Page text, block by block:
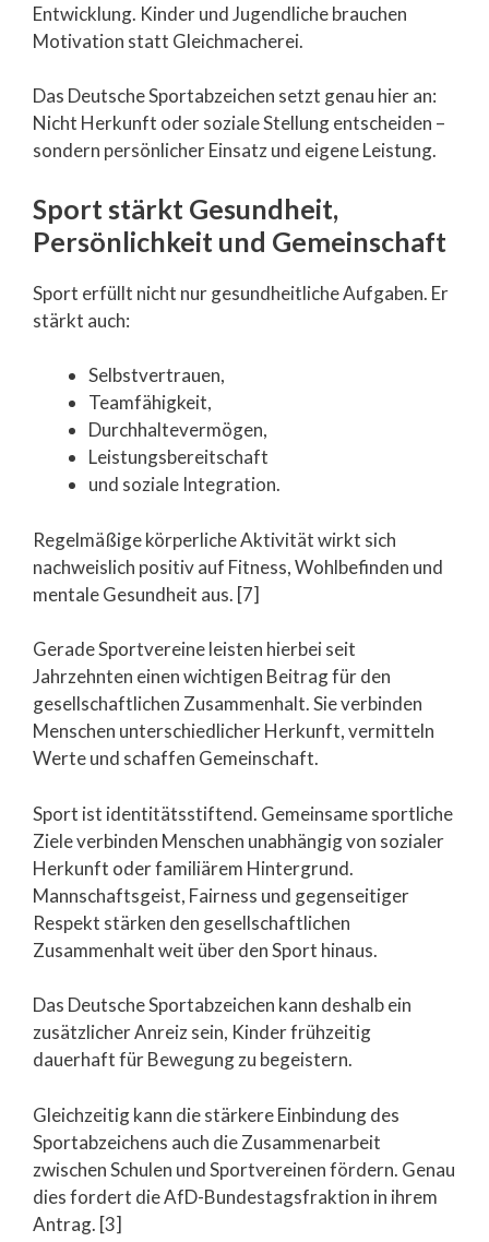
Entwicklung. Kinder und Jugendliche brauchen
Motivation statt Gleichmacherei.
Das Deutsche Sportabzeichen setzt genau hier an:
Nicht Herkunft oder soziale Stellung entscheiden –
sondern persönlicher Einsatz und eigene Leistung.
Sport stärkt Gesundheit,
Persönlichkeit und Gemeinschaft
Sport erfüllt nicht nur gesundheitliche Aufgaben. Er
stärkt auch:
Selbstvertrauen,
Teamfähigkeit,
Durchhaltevermögen,
Leistungsbereitschaft
und soziale Integration.
Regelmäßige körperliche Aktivität wirkt sich
nachweislich positiv auf Fitness, Wohlbefinden und
mentale Gesundheit aus. [7]
Gerade Sportvereine leisten hierbei seit
Jahrzehnten einen wichtigen Beitrag für den
gesellschaftlichen Zusammenhalt. Sie verbinden
Menschen unterschiedlicher Herkunft, vermitteln
Werte und schaffen Gemeinschaft.
Sport ist identitätsstiftend. Gemeinsame sportliche
Ziele verbinden Menschen unabhängig von sozialer
Herkunft oder familiärem Hintergrund.
Mannschaftsgeist, Fairness und gegenseitiger
Respekt stärken den gesellschaftlichen
Zusammenhalt weit über den Sport hinaus.
Das Deutsche Sportabzeichen kann deshalb ein
zusätzlicher Anreiz sein, Kinder frühzeitig
dauerhaft für Bewegung zu begeistern.
Gleichzeitig kann die stärkere Einbindung des
Sportabzeichens auch die Zusammenarbeit
zwischen Schulen und Sportvereinen fördern. Genau
dies fordert die AfD-Bundestagsfraktion in ihrem
Antrag. [3]